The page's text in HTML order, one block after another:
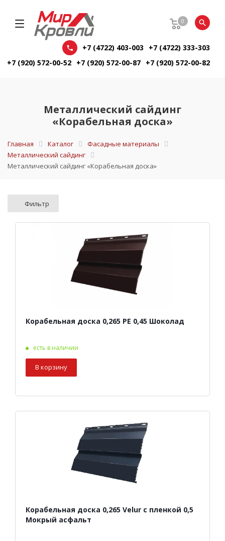
0
+7 (4722) 403-003
+7 (4722) 333-303
+7 (920) 572-00-52 +7 (920) 572-00-87 +7 (920) 572-00-82
Металлический сайдинг
«Корабельная доска»
Главная Каталог
Фасадные материалы
Металлический сайдинг
Металлический сайдинг «Корабельная доска»
Фильтр
Корабельная доска 0,265 PE 0,45 Шоколад
есть в наличии
В корзину
Корабельная доска 0,265 Velur с пленкой 0,5
Мокрый асфальт